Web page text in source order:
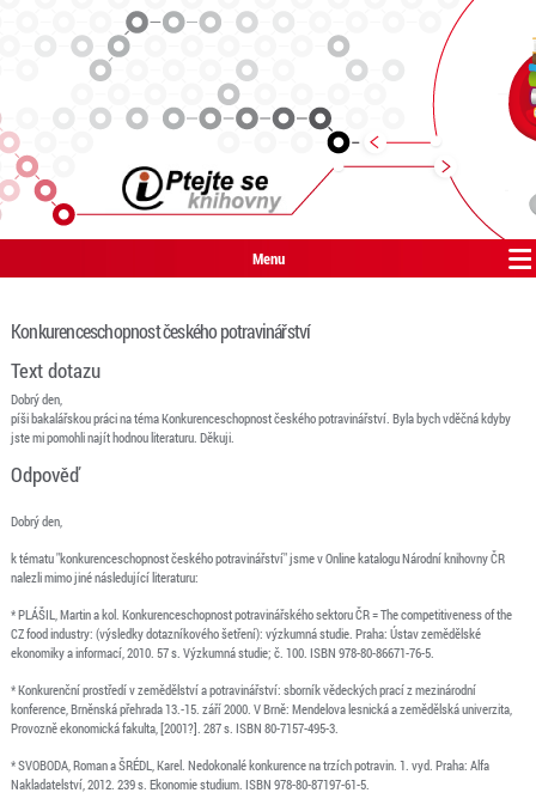
Menu
Konkurenceschopnost českého potravinářství
Text dotazu
Dobrý den,
píši bakalářskou práci na téma Konkurenceschopnost českého potravinářství. Byla bych vděčná kdyby
jste mi pomohli najít hodnou literaturu. Děkuji.
Odpověď
Dobrý den,
k tématu "konkurenceschopnost českého potravinářství" jsme v Online katalogu Národní knihovny ČR
nalezli mimo jiné následující literaturu:
* PLÁŠIL, Martin a kol. Konkurenceschopnost potravinářského sektoru ČR = The competitiveness of the
CZ food industry: (výsledky dotazníkového šetření): výzkumná studie. Praha: Ústav zemědělské
ekonomiky a informací, 2010. 57 s. Výzkumná studie; č. 100. ISBN 978-80-86671-76-5.
* Konkurenční prostředí v zemědělství a potravinářství: sborník vědeckých prací z mezinárodní
konference, Brněnská přehrada 13.-15. září 2000. V Brně: Mendelova lesnická a zemědělská univerzita,
Provozně ekonomická fakulta, [2001?]. 287 s. ISBN 80-7157-495-3.
* SVOBODA, Roman a ŠRÉDL, Karel. Nedokonalé konkurence na trzích potravin. 1. vyd. Praha: Alfa
Nakladatelství, 2012. 239 s. Ekonomie studium. ISBN 978-80-87197-61-5.